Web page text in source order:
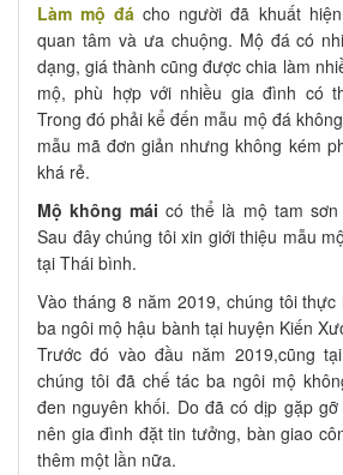
Làm mộ đá cho người đã khuất
quan tâm và ưa chuộng. Mộ đá có
dạng, giá thành cũng được chia làm
mộ, phù hợp với nhiều gia đình có
Trong đó phải kể đến mẫu mộ đá
mẫu mã đơn giản nhưng không kém
khá rẻ.
Mộ không mái có thể là mộ tam
Sau đây chúng tôi xin giới thiệu mẫu
tại Thái bình.
Vào tháng 8 năm 2019, chúng tôi
ba ngôi mộ hậu bành tại huyện Kiến
Trước đó vào đầu năm 2019,cũng
chúng tôi đã chế tác ba ngôi mộ
đen nguyên khối. Do đã có dịp gặp
nên gia đình đặt tin tưởng, bàn giao
thêm một lần nữa.